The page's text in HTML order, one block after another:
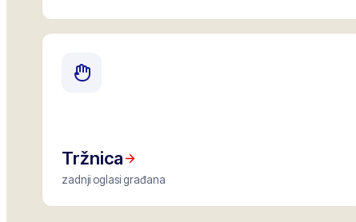
Tržnica
zadnji oglasi građana